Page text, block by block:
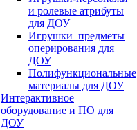
и ролевые атрибуты
для ДОУ
Игрушки–предметы
оперирования для
ДОУ
Полифункциональные
материалы для ДОУ
Интерактивное
оборудование и ПО для
ДОУ